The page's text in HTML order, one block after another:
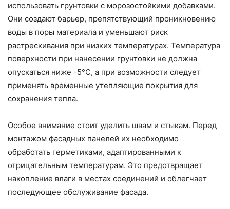
использовать грунтовки с морозостойкими добавками.
Они создают барьер, препятствующий проникновению
воды в поры материала и уменьшают риск
растрескивания при низких температурах. Температура
поверхности при нанесении грунтовки не должна
опускаться ниже -5°С, а при возможности следует
применять временные утепляющие покрытия для
сохранения тепла.
Особое внимание стоит уделить швам и стыкам. Перед
монтажом фасадных панелей их необходимо
обработать герметиками, адаптированными к
отрицательным температурам. Это предотвращает
накопление влаги в местах соединений и облегчает
последующее обслуживание фасада.